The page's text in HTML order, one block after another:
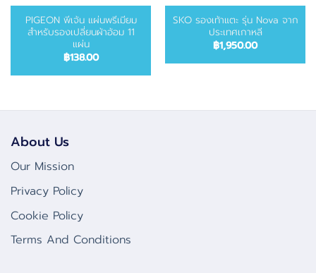
PIGEON พีเจ้น แผ่นพรีเมียม
สำหรับรองเปลี่ยนผ้าอ้อม 11
แผ่น
฿138.00
SKO รองเท้าแตะ รุ่น Nova จาก
ประเทศเกาหลี
฿1,950.00
About Us
Our Mission
Privacy Policy
Cookie Policy
Terms And Conditions